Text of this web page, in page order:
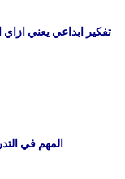
تفكير ابداعي يعني
المهم في